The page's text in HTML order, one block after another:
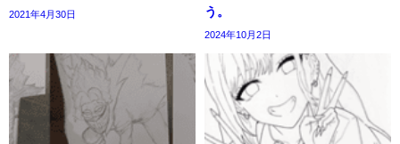
2021年4月30日
う。
2024年10月2日